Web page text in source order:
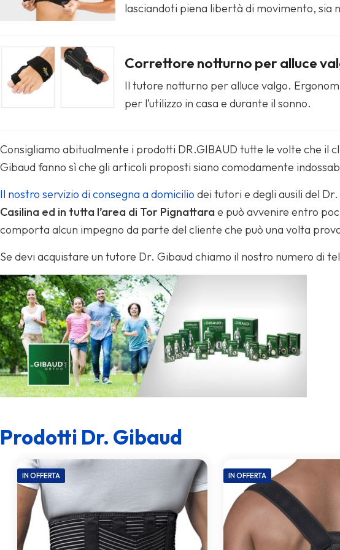
lasciandoti piena libertà di movimento, sia
Correttore notturno per alluce
Il tutore notturno per alluce valgo.
per l’utilizzo in casa e durante il sonno.
Consigliamo abitualmente i prodotti DR.GIBAUD tutte le volte che il
Gibaud fanno sì che gli articoli proposti siano comodamente
Il nostro servizio di consegna a domicilio dei tutori e degli ausili del
Casilina ed in tutta l’area di Tor Pignattara e può avvenire entro
comporta alcun impegno da parte del cliente che può una volta
Se devi acquistare un tutore Dr. Gibaud chiamo il nostro numero di
Prodotti Dr. Gibaud
IN OFFERTA IN OFFERTA